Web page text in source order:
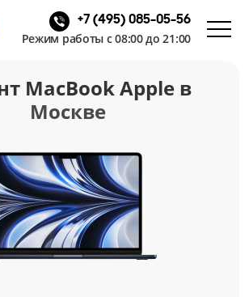
+7 (495) 085-05-56
Режим работы с 08:00 до 21:00
MacBook Apple в
Москве